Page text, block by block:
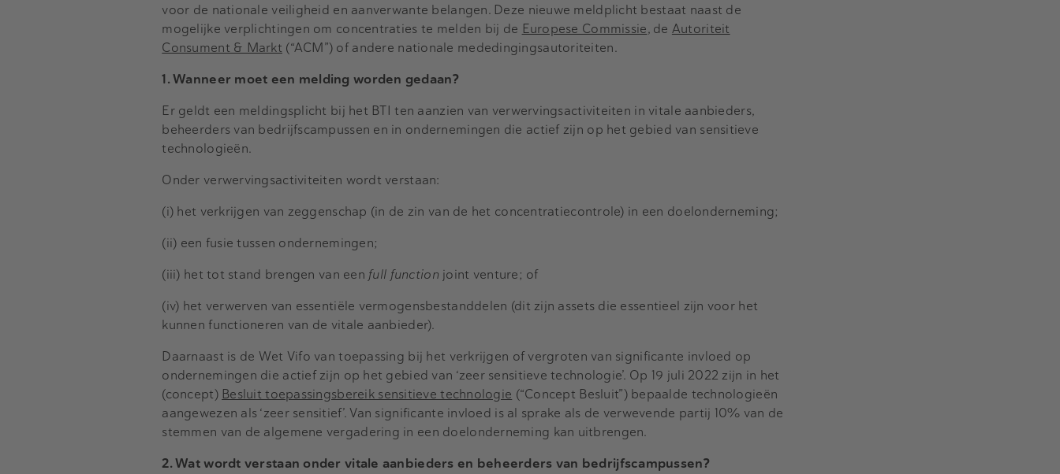
voor de nationale veiligheid en aanverwante belangen. Deze nieuwe meldplicht bestaat naast de
mogelijke verplichtingen om concentraties te melden bij de Europese Commissie, de Autoriteit
Consument & Markt (“ACM”) of andere nationale mededingingsautoriteiten.
1. Wanneer moet een melding worden gedaan?
Er geldt een meldingsplicht bij het BTI ten aanzien van verwervingsactiviteiten in vitale aanbieders,
beheerders van bedrijfscampussen en in ondernemingen die actief zijn op het gebied van sensitieve
technologieën.
Onder verwervingsactiviteiten wordt verstaan:
(i) het verkrijgen van zeggenschap (in de zin van de het concentratiecontrole) in een doelonderneming;
(ii) een fusie tussen ondernemingen;
(iii) het tot stand brengen van een full function joint venture; of
(iv) het verwerven van essentiële vermogensbestanddelen (dit zijn assets die essentieel zijn voor het
kunnen functioneren van de vitale aanbieder).
Daarnaast is de Wet Vifo van toepassing bij het verkrijgen of vergroten van significante invloed op
ondernemingen die actief zijn op het gebied van ‘zeer sensitieve technologie’. Op 19 juli 2022 zijn in het
(concept) Besluit toepassingsbereik sensitieve technologie (“Concept Besluit”) bepaalde technologieën
aangewezen als ‘zeer sensitief’. Van significante invloed is al sprake als de verwevende partij 10% van de
stemmen van de algemene vergadering in een doelonderneming kan uitbrengen.
2. Wat wordt verstaan onder vitale aanbieders en beheerders van bedrijfscampussen?